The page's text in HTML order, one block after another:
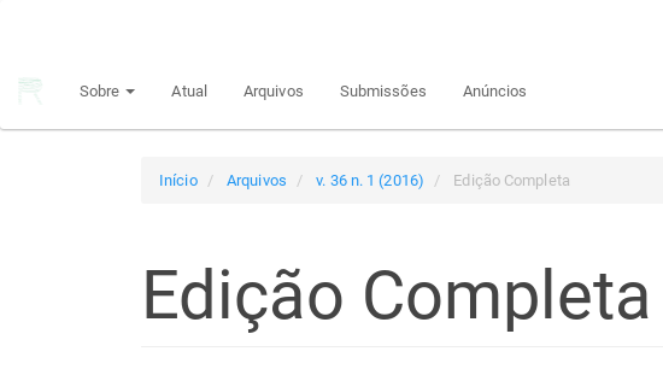
principal
Sobre Atual Arquivos Submissões Anúncios
Início Arquivos v. 36 n. 1 (2016) Edição Completa
Edição Completa